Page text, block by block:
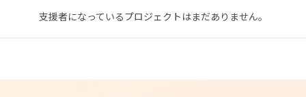
CAMPFIRE for Social Good
CAMPFIRE Creation
CAMPFIREふるさと納税
machi-ya コミュニティ
支援者になっているプロジェクトはまだありません。